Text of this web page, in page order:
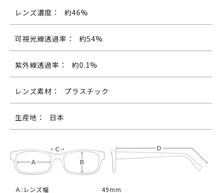
レンズ濃度： 約46%
可視光線透過率： 約54%
紫外線透過率： 約0.1%
レンズ素材： プラスチック
生産地： 日本
Ａ:レンズ幅 49mm